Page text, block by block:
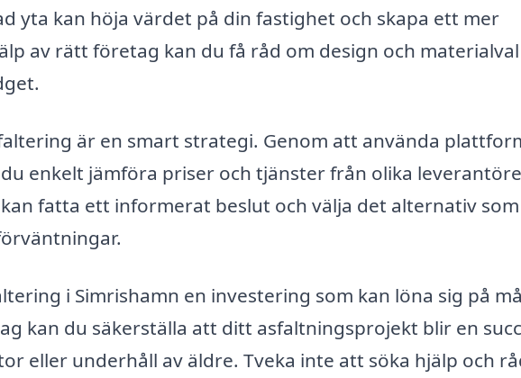
yta kan höja värdet på din fastighet och skapa ett mer
av rätt företag kan du få råd om design och
är en smart strategi. Genom att använda
enkelt jämföra priser och tjänster från olika
fatta ett informerat beslut och välja det alternativ
i Simrishamn en investering som kan löna sig på
kan du säkerställa att ditt asfaltningsprojekt blir en
eller underhåll av äldre. Tveka inte att söka hjälp och